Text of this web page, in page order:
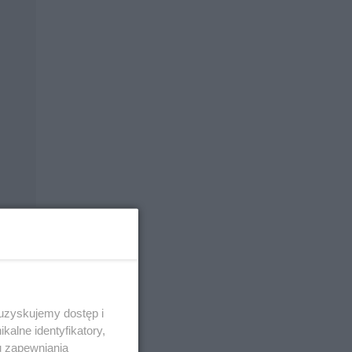
na
dostęp i
identyfikatory,
zapewniania